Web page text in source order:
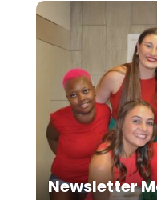
Newsletter